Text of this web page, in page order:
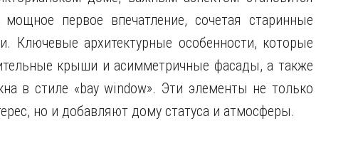
первое впечатление, сочетая старинные
Ключевые архитектурные особенности, которые
крыши и асимметричные фасады, а также
в стиле «bay window». Эти элементы не только
но и добавляют дому статуса и атмосферы.